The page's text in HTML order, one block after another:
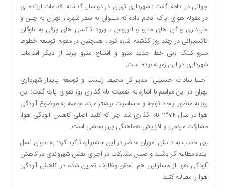
کتاب
پلیس،امنیت
جامعه
گرایی
اخبار
سایت
اجتماعی
اقتصادی
فرهنگ
جوانی در ادامه گفت : شهرداری تهران در دو سال گذشته اقدامات ارزنده ای
در مقوله هوای پاک انجام داده که میتوان به سفر شهردار تهران به چین و
خریداری واگن های مترو و اتوبوس ، ورود تاکسی های برقی به ناوگان
تاکسیرانی در چند روز گذشته اشاره کرد ، همچنین در مقوله توسعه خطوط
مترو کلنگ زنی خط جدید مترو و افتتاح مترو پرند از دیگر اقدامات
شهرداری در این زمینه بوده است.
“حليا سادات حسينى” مدير كل محيط زيست و توسعه پايدار شهردارى
تهران در اين مراسم با اشاره به اهميت نام گذارى روز هواى پاك گفت: این
روز به منظور ایجاد توجه و حساسیت بیشتر مردم جامعه به موضوع آلودگی
هوا در سال ۱۳۷۴ نام گذارى شد چرا که کلید اصلی کاهش آلودگی هوا،
مشارکت مردمی و افزایش هماهنگی بین بخشی است.
وى خطاب به دانش آموزان حاضر در اين جشنواره تاكيد كرد: به عنوان نسل
آينده مطالبه گر باشید و ضمن مشاركت در اجراى نقش شهروندى در كاهش
آلودگى هوا از مسئولين هم تحقق وظايف تعيين شده در كاهش آلودگى
هوا را مطالبه كنيد.